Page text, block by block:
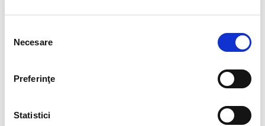
consimțământului
Necesare
Preferinţe
Statistici
reprezentand de nenumarate ori imaginea Romaniei
in lume. Inca de la infiintarea sa, in 1963, membrii
Madrigalului au fost selectati exclusiv dintre studentii
La doar 5 ani de la infiintarea sa de catre dirijorul
UNICEF, iar ulterior, 3 ani mai tarziu, Madrigalul a